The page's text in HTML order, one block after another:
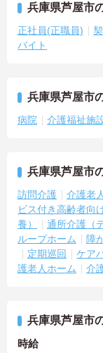
兵庫県芦屋市
正社員(正職員)
バイト
兵庫県芦屋市
病院 介護福祉施
兵庫県芦屋市
訪問介護 介護老
ビス付き高齢者向
養）
通所介護（
ループホーム
障
定期巡回
ケア
護老人ホーム
介
兵庫県芦屋市
時給